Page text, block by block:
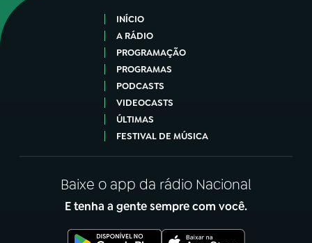
INÍCIO
A RÁDIO
PROGRAMAÇÃO
PROGRAMAS
PODCASTS
VIDEOCASTS
ÚLTIMAS
FESTIVAL DE MÚSICA
Baixe o app da rádio Nacional
E tenha a gente sempre com você.